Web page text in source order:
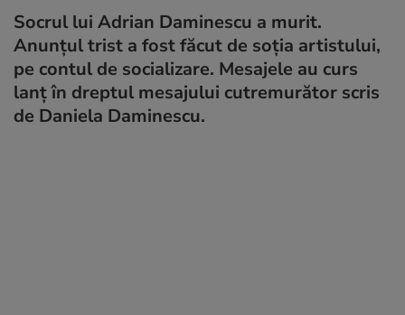
Socrul lui Adrian Daminescu a murit.
Anunțul trist a fost făcut de soția artistului,
pe contul de socializare. Mesajele au curs
lanț în dreptul mesajului cutremurător scris
de Daniela Daminescu.